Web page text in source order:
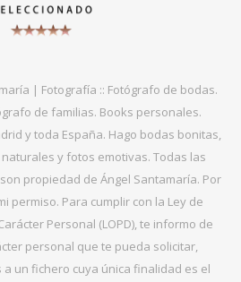
| Fotografía :: Fotógrafo de bodas.
de familias. Books personales.
y toda España. Hago bodas bonitas,
y fotos emotivas. Todas las
propiedad de Ángel Santamaría. Por
permiso. Para cumplir con la Ley de
Personal (LOPD), te informo de
personal que te pueda solicitar,
un fichero cuya única finalidad es el